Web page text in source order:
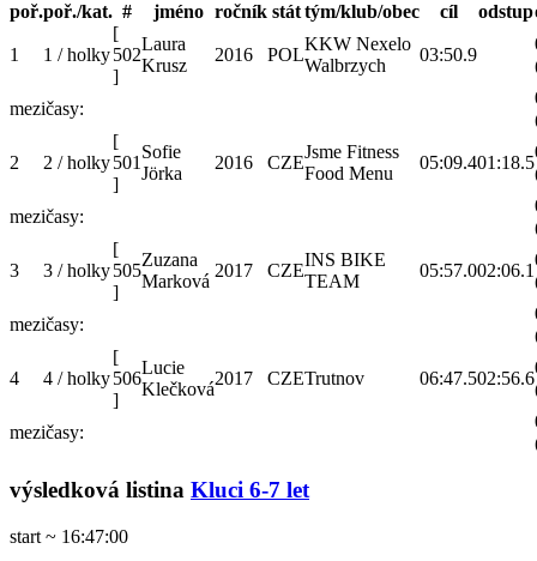
poř.poř./kat. # jméno ročník stát tým/klub/obec cíl odstup
1 1 / holky
[
502
]
Laura
Krusz
2016 POL
KKW Nexelo
Walbrzych
03:50.9
mezičasy:
2 2 / holky
[
501
]
Sofie
Jörka
2016 CZE
Jsme Fitness
Food Menu
05:09.401:18.5
mezičasy:
3 3 / holky
[
505
]
Zuzana
Marková
2017 CZE
INS BIKE
TEAM
05:57.002:06.1
mezičasy:
4 4 / holky
[
506
]
Lucie
Klečková
2017 CZETrutnov 06:47.502:56.6
mezičasy:
výsledková listina Kluci 6-7 let
start ~ 16:47:00